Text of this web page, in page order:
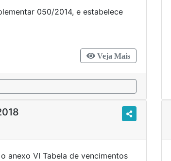
050/2014, e estabelece
Veja Mais
anexo VI Tabela de vencimentos